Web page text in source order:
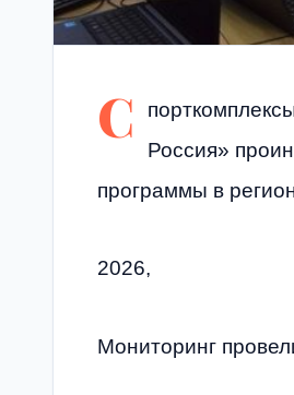
С
Россия»
программы в
2026,
Мониторинг